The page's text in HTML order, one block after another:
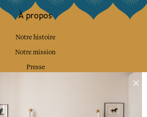
À propos
Notre histoire
Notre mission
Presse
Collections